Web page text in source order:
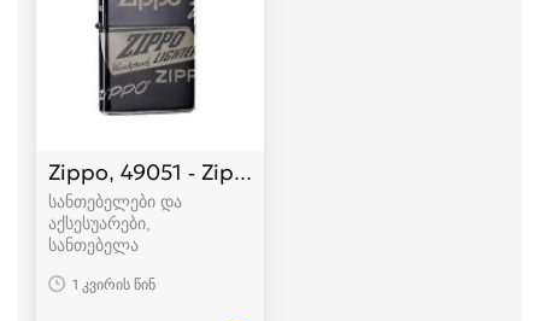
Zippo, 49051 - Zippo Logo Design
სანთებელები და
აქსესუარები,
სანთებელა
1 კვირის წინ